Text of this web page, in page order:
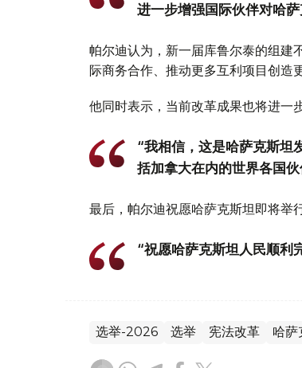
进一步增强国际伙伴对哈
帕尔迪认为，新一届库鲁尔泰的组建
际商务合作、推动更多互利项目创造
他同时表示，当前改革成果也将进一
“我相信，这是哈萨克斯坦
括加拿大在内的世界各国
最后，帕尔迪祝愿哈萨克斯坦即将举
“祝愿哈萨克斯坦人民顺利
选举-2026 选举 宪法改革 哈萨